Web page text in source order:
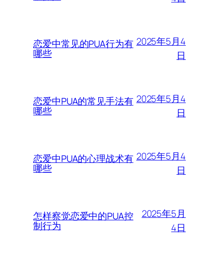
恋爱中常见的PUA行为有
哪些
2025年5月4
日
恋爱中PUA的常见手法有
哪些
2025年5月4
日
恋爱中PUA的心理战术有
哪些
2025年5月4
日
怎样察觉恋爱中的PUA控
制行为
2025年5月
4日